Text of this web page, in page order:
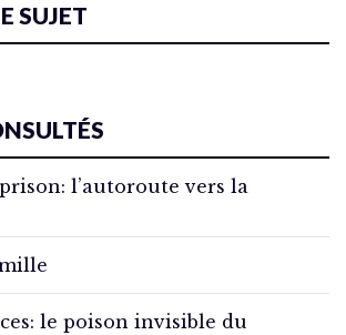
SUJET
l’autoroute vers la
le poison invisible du